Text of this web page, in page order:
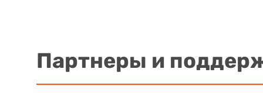
Партнеры и